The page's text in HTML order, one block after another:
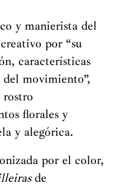
y manierista del
por “su
características
movimiento”,
florales y
y alegórica.
por el color,
de